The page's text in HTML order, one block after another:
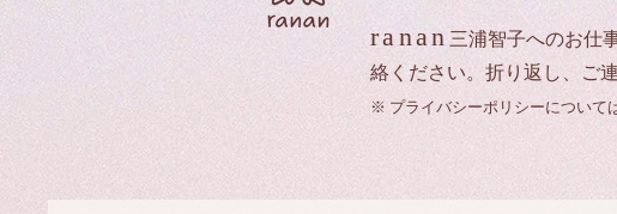
ranan 三浦智子へのお仕
絡ください。折り返し、ご
​※ プライバシーポリシーについて